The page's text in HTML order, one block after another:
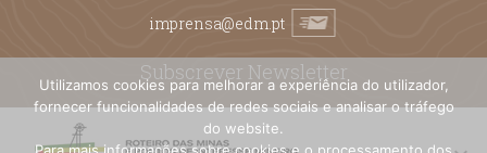
imprensa@edm.pt
Subscrever Newsletter
Utilizamos cookies para melhorar a experiência do utilizador,
fornecer funcionalidades de redes sociais e analisar o tráfego
do website.